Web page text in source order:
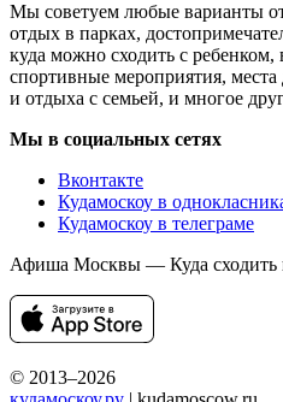
Мы советуем любые варианты
отдых в парках,
куда можно сходить с ребенком,
спортивные мероприятия, места
и отдыха с семьей, и многое
Мы в социальных сетях
Вконтакте
Кудамоскоу в
Кудамоскоу в телеграме
Афиша Москвы — Куда сходить
© 2013–2026